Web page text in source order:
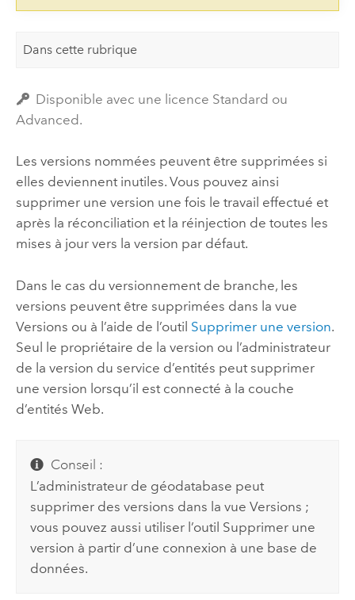
Dans cette rubrique
Disponible avec une licence Standard ou
Advanced.
Les versions nommées peuvent être supprimées si
elles deviennent inutiles. Vous pouvez ainsi
supprimer une version une fois le travail effectué et
après la réconciliation et la réinjection de toutes les
mises à jour vers la version par défaut.
Dans le cas du versionnement de branche, les
versions peuvent être supprimées dans la vue
Versions ou à l’aide de l’outil Supprimer une version.
Seul le propriétaire de la version ou l’administrateur
de la version du service d’entités peut supprimer
une version lorsqu’il est connecté à la couche
d’entités Web.
Conseil :
L’administrateur de géodatabase peut
supprimer des versions dans la vue Versions ;
vous pouvez aussi utiliser l’outil Supprimer une
version à partir d’une connexion à une base de
données.